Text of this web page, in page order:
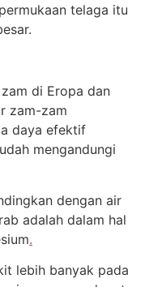
telaga itu
di Eropa dan
zam-zam
daya efektif
mengandungi
dengan air
adalah dalam hal
.
lebih banyak pada